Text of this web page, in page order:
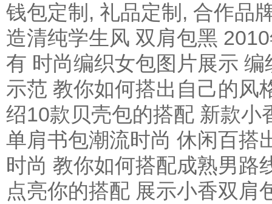
钱包定制, 礼品定制 , 合作品
造清纯学生风 双肩包黑
有 时尚编织女包图片展示
示范 教你如何搭出自己的风
绍10款贝壳包的搭配 新款小
单肩书包潮流时尚 休闲百搭
时尚 教你如何搭配成熟男路
点亮你的搭配 展示小香双肩